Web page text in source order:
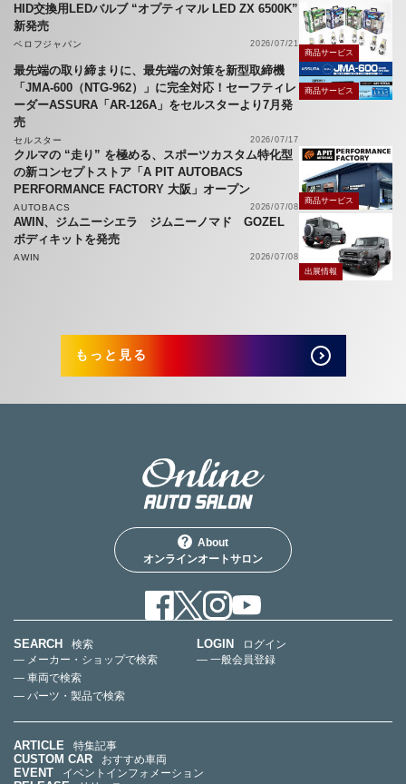
HID交換用LEDバルブ “オプティマル LED ZX 6500K”
新発売
ベロフジャパン
2026/07/21
商品サービス
最先端の取り締まりに、最先端の対策を新型取締機
「JMA-600（NTG-962）」に完全対応！セーフティレ
ーダーASSURA「AR-126A」をセルスターより7月発
売
セルスター 2026/07/17
商品サービス
クルマの “走り” を極める、スポーツカスタム特化型
の新コンセプトストア「A PIT AUTOBACS
PERFORMANCE FACTORY 大阪」オープン
AUTOBACS 2026/07/08
商品サービス
AWIN、ジムニーシエラ ジムニーノマド GOZEL
ボディキットを発売
AWIN
2026/07/08
出展情報
もっと見る
About
オンラインオートサロン
SEARCH
検索
— メーカー・ショップで検索
— 車両で検索
— パーツ・製品で検索
LOGIN
ログイン
— 一般会員登録
ARTICLE 特集記事
CUSTOM CAR おすすめ車両
EVENT イベントインフォメーション